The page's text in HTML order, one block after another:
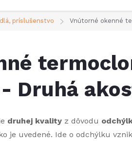
príslušenstvo Vnútorné okenné
- Druhá
druhej kvality z dôvodu
je uvedené. Ide o odchýlku